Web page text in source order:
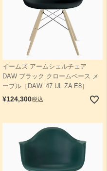
イームズ アームシェルチェア
DAW ブラック クロームベース メ
ープル［DAW. 47 UL ZA E8］
¥124,300税込